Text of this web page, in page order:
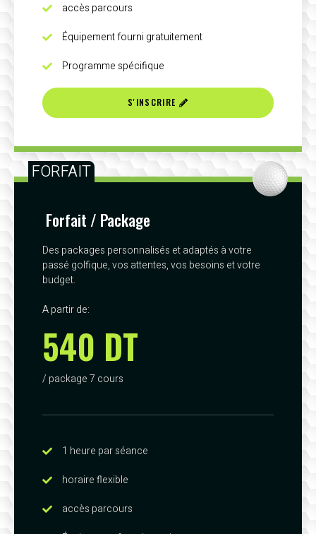
accès parcours
Équipement fourni gratuitement
Programme spécifique
S'INSCRIRE
FORFAIT
Forfait / Package
Des packages personnalisés et adaptés à votre
passé golfique, vos attentes, vos besoins et votre
budget.
A partir de:
540 DT
/ package 7 cours
1 heure par séance
horaire flexible
accès parcours